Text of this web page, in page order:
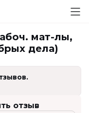
мат-лы,
дела)
отзыв